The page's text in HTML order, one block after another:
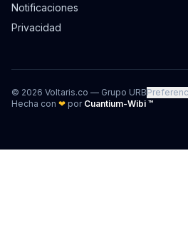
Notificaciones
Privacidad
© 2026 Voltaris.co — Grupo URB
Hecha con ❤ por Cuantium-Wibi ™